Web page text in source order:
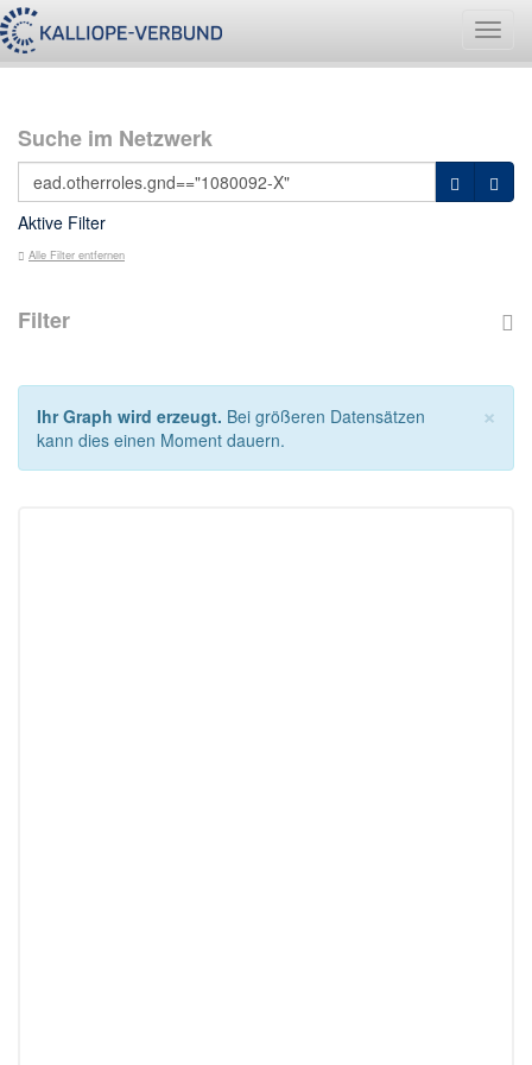
Suche im Netzwerk
Aktive Filter
Alle Filter entfernen
Filter
×
Ihr Graph wird erzeugt. Bei größeren Datensätzen
kann dies einen Moment dauern.